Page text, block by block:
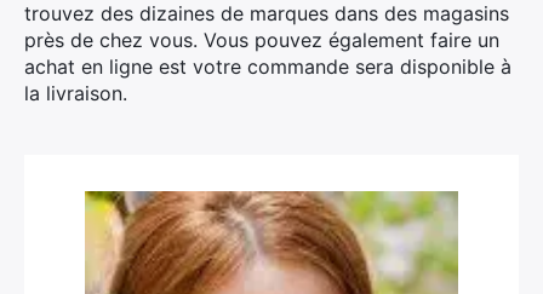
trouvez des dizaines de marques dans des magasins
près de chez vous. Vous pouvez également faire un
achat en ligne est votre commande sera disponible à
la livraison.